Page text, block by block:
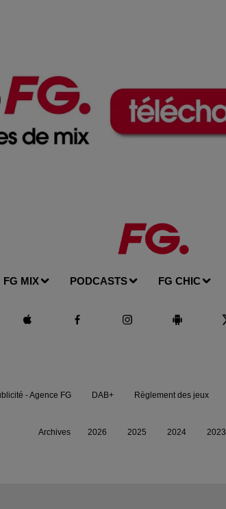
FG MIX PODCASTS FG CHIC
- Agence FG DAB+ Règlement des jeux
Archives 2026 2025 2024 2023